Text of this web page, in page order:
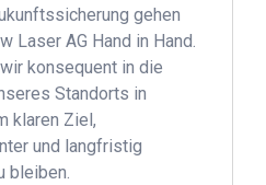
gehen
Laser AG Hand in Hand.
konsequent in die
Standorts in
klaren Ziel,
und langfristig
bleiben.